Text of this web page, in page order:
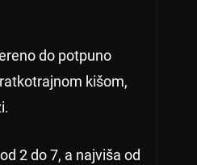
do potpuno
kišom,
2 do 7, a najviša od